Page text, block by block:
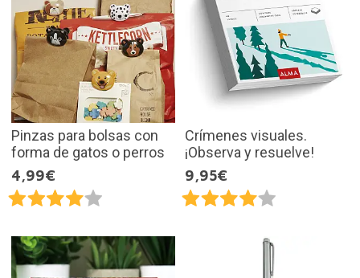
Pinzas para bolsas con
forma de gatos o perros
4,99€
Crímenes visuales.
¡Observa y resuelve!
9,95€